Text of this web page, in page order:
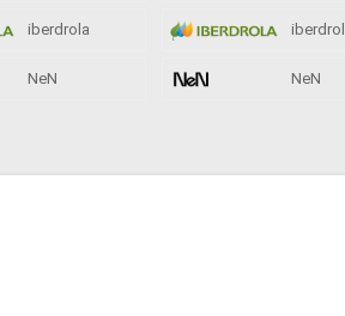
iberdrola
NeN NeN